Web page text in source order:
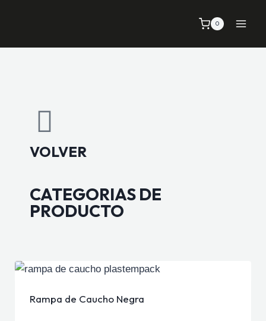
0
VOLVER
CATEGORIAS DE
PRODUCTO
Rampa de Caucho Negra